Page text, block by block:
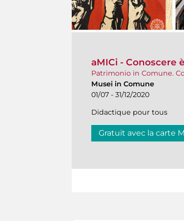
aMICi - Conoscere
Patrimonio in Comune.
Musei in Comune
01/07 - 31/12/2020
Didactique pour tous
Gratuit avec la carte